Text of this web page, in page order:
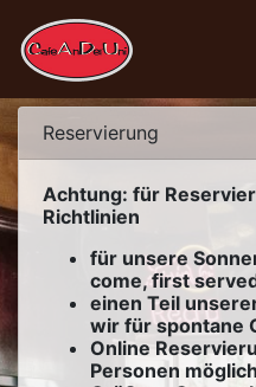
Reservierung
Achtung: für
Richtlinien
für unsere
come, first
einen Teil
wir für spontane
Online
Personen möglich